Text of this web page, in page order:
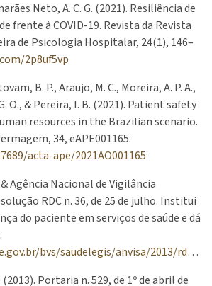
Neto, A. C. G. (2021). Resiliência de
frente à COVID-19. Revista da Revista
de Psicologia Hospitalar, 24(1), 146–
2p8uf5vp
B. P., Araujo, M. C., Moreira, A. P. A.,
O., & Pereira, I. B. (2021). Patient safety
resources in the Brazilian scenario.
34, eAPE001165.
acta-ape/2021AO001165
Agência Nacional de Vigilância
RDC n. 36, de 25 de julho. Institui
do paciente em serviços de saúde e dá
saudelegis/anvisa/2013/rdc0036_25_07_2013.html
Portaria n. 529, de 1º de abril de